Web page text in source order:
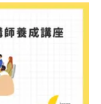
記している。 そ
イン確認画面へ」と
文には、
1-1）も書かれてい